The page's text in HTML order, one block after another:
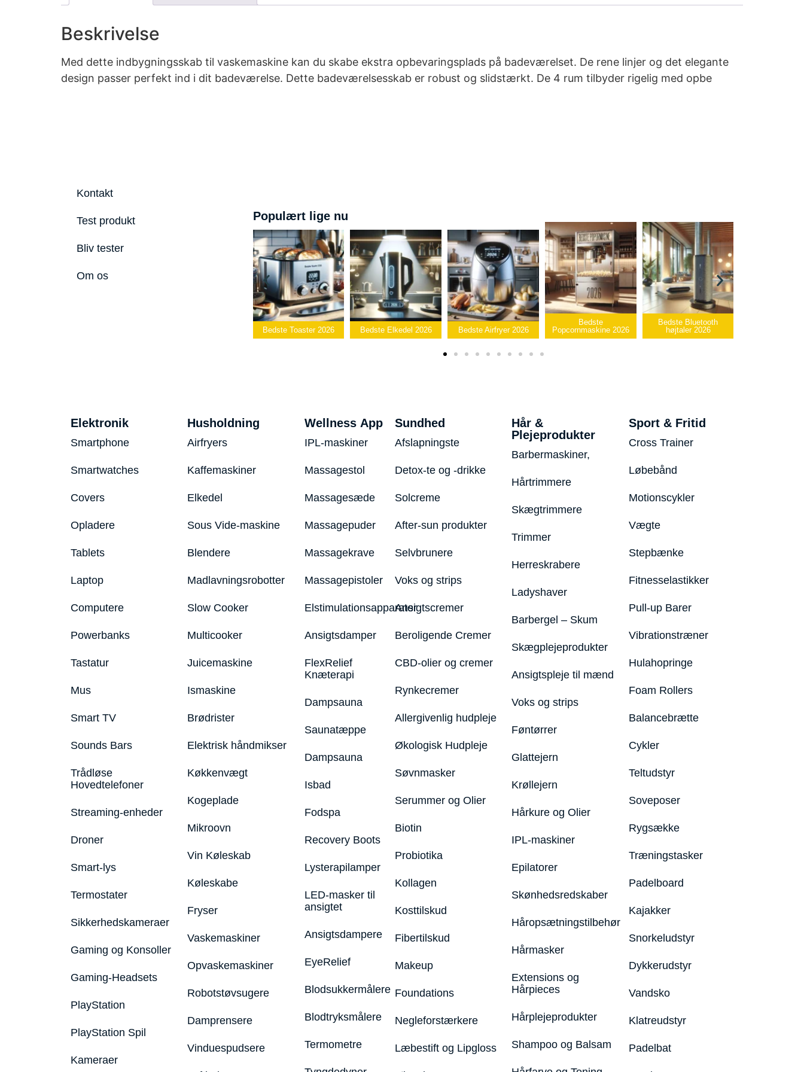
Beskrivelse
Med dette indbygningsskab til vaskemaskine kan du skabe ekstra opbevaringsplads på badeværelset. De rene linjer og det elegante
design passer perfekt ind i dit badeværelse. Dette badeværelsesskab er robust og slidstærkt. De 4 rum tilbyder rigelig med opbe
Kontakt
Test produkt
Bliv tester
Om os
Populært lige nu
Bedste Elkedel 2026 Bedste Airfryer 2026
Bedste
Popcornmaskine 2026
Bedste Bluetooth
højtaler 2026
Bedste infrarøde
varmepude 2026
Elektronik
Smartphone
Smartwatches
Covers
Opladere
Tablets
Laptop
Computere
Powerbanks
Tastatur
Mus
Smart TV
Sounds Bars
Trådløse
Hovedtelefoner
Streaming-enheder
Droner
Smart-lys
Termostater
Sikkerhedskameraer
Gaming og Konsoller
Gaming-Headsets
PlayStation
PlayStation Spil
Kameraer
Husholdning
Airfryers
Kaffemaskiner
Elkedel
Sous Vide-maskine
Blendere
Madlavningsrobotter
Slow Cooker
Multicooker
Juicemaskine
Ismaskine
Brødrister
Elektrisk håndmikser
Køkkenvægt
Kogeplade
Mikroovn
Vin Køleskab
Køleskabe
Fryser
Vaskemaskiner
Opvaskemaskiner
Robotstøvsugere
Damprensere
Vinduespudsere
Wellness App
IPL-maskiner
Massagestol
Massagesæde
Massagepuder
Massagekrave
Massagepistoler
Elstimulationsapparater
Ansigtsdamper
FlexRelief
Knæterapi
Dampsauna
Saunatæppe
Dampsauna
Isbad
Fodspa
Recovery Boots
Lysterapilamper
LED-masker til
ansigtet
Ansigtsdampere
EyeRelief
Blodsukkermålere
Blodtryksmålere
Termometre
Sundhed
Afslapningste
Detox-te og -drikke
Solcreme
After-sun produkter
Selvbrunere
Voks og strips
Ansigtscremer
Beroligende Cremer
CBD-olier og cremer
Rynkecremer
Allergivenlig hudpleje
Økologisk Hudpleje
Søvnmasker
Serummer og Olier
Biotin
Probiotika
Kollagen
Kosttilskud
Fibertilskud
Makeup
Foundations
Negleforstærkere
Læbestift og Lipgloss
Hår &
Plejeprodukter
Barbermaskiner,
Hårtrimmere
Skægtrimmere
Trimmer
Herreskrabere
Ladyshaver
Barbergel – Skum
Skægplejeprodukter
Ansigtspleje til mænd
Voks og strips
Føntørrer
Glattejern
Krøllejern
Hårkure og Olier
IPL-maskiner
Epilatorer
Skønhedsredskaber
Håropsætningstilbehør
Hårmasker
Extensions og
Hårpieces
Hårplejeprodukter
Shampoo og Balsam
Sport & Fritid
Cross Trainer
Løbebånd
Motionscykler
Vægte
Stepbænke
Fitnesselastikker
Pull-up Barer
Vibrationstræner
Hulahopringe
Foam Rollers
Balancebrætte
Cykler
Teltudstyr
Soveposer
Rygsække
Træningstasker
Padelboard
Kajakker
Snorkeludstyr
Dykkerudstyr
Vandsko
Klatreudstyr
Padelbat